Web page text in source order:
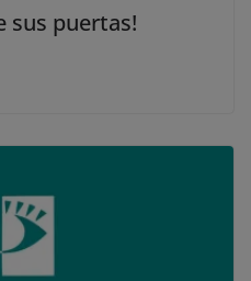
sus puertas!